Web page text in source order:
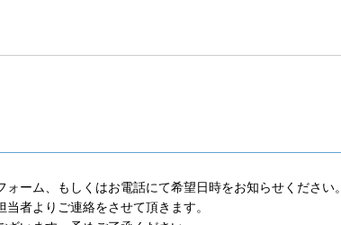
ーム、もしくはお電話にて希望日時をお知らせください。
者よりご連絡をさせて頂きます。